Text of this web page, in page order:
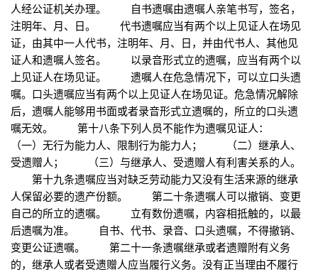
人经公证机关办理。 自书遗嘱由遗嘱人亲笔书写，签名，
注明年、月、日。 代书遗嘱应当有两个以上见证人在场见
证，由其中一人代书，注明年、月、日，并由代书人、其他见
证人和遗嘱人签名。 以录音形式立的遗嘱，应当有两个以
上见证人在场见证。 遗嘱人在危急情况下，可以立口头遗
嘱。口头遗嘱应当有两个以上见证人在场见证。危急情况解除
后，遗嘱人能够用书面或者录音形式立遗嘱的，所立的口头遗
嘱无效。 第十八条下列人员不能作为遗嘱见证人：
（一）无行为能力人、限制行为能力人； （二）继承人、
受遗赠人； （三）与继承人、受遗赠人有利害关系的人。
第十九条遗嘱应当对缺乏劳动能力又没有生活来源的继承
人保留必要的遗产份额。 第二十条遗嘱人可以撤销、变更
自己的所立的遗嘱。 立有数份遗嘱，内容相抵触的，以最
后遗嘱为准。 自书、代书、录音、口头遗嘱，不得撤销、
变更公证遗嘱。 第二十一条遗嘱继承或者遗赠附有义务
的，继承人或者受遗赠人应当履行义务。没有正当理由不履行